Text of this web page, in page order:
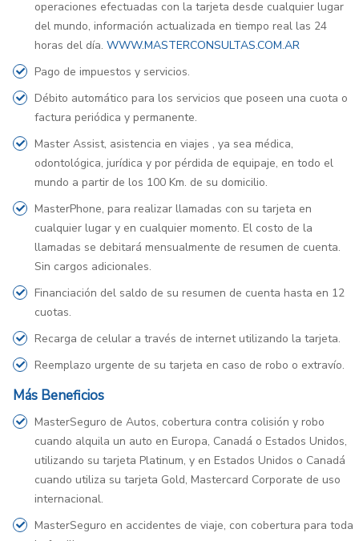
operaciones efectuadas con la tarjeta desde cualquier lugar
del mundo, información actualizada en tiempo real las 24
horas del día. WWW.MASTERCONSULTAS.COM.AR
Pago de impuestos y servicios.
Débito automático para los servicios que poseen una cuota o
factura periódica y permanente.
Master Assist, asistencia en viajes , ya sea médica,
odontológica, jurídica y por pérdida de equipaje, en todo el
mundo a partir de los 100 Km. de su domicilio.
MasterPhone, para realizar llamadas con su tarjeta en
cualquier lugar y en cualquier momento. El costo de la
llamadas se debitará mensualmente de resumen de cuenta.
Sin cargos adicionales.
Financiación del saldo de su resumen de cuenta hasta en 12
cuotas.
Recarga de celular a través de internet utilizando la tarjeta.
Reemplazo urgente de su tarjeta en caso de robo o extravío.
Más Beneficios
MasterSeguro de Autos, cobertura contra colisión y robo
cuando alquila un auto en Europa, Canadá o Estados Unidos,
utilizando su tarjeta Platinum, y en Estados Unidos o Canadá
cuando utiliza su tarjeta Gold, Mastercard Corporate de uso
internacional.
MasterSeguro en accidentes de viaje, con cobertura para toda